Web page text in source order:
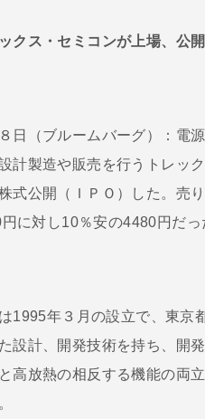
ックス・セミコンが上場、公
日（ブルームバーグ）：電
計製造や販売を行うトレッ
式公開（ＩＰＯ）した。売
に対し10％安の4480円だっ
1995年３月の設立で、東京
設計、開発技術を持ち、開
高放熱の相反する機能の両